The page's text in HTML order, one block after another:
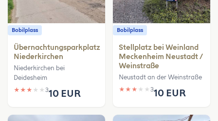
Bobilplass
Übernachtungsparkplatz
Niederkirchen
Niederkirchen bei
Deidesheim
★ ★ ★ ★ ★ 310 EUR
Bobilplass
Stellplatz bei Weinland
Meckenheim Neustadt /
Weinstraße
Neustadt an der Weinstraße
★ ★ ★ ★ ★ 310 EUR